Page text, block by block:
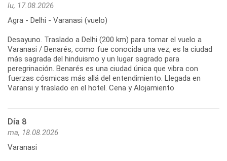
lu, 17.08.2026
Agra - Delhi - Varanasi (vuelo)
Desayuno. Traslado a Delhi (200 km) para tomar el vuelo a
Varanasi / Benarés, como fue conocida una vez, es la ciudad
más sagrada del hinduismo y un lugar sagrado para
peregrinación. Benarés es una ciudad única que vibra con
fuerzas cósmicas más allá del entendimiento. Llegada en
Varansi y traslado en el hotel. Cena y Alojamiento
Día 8
ma, 18.08.2026
Varanasi